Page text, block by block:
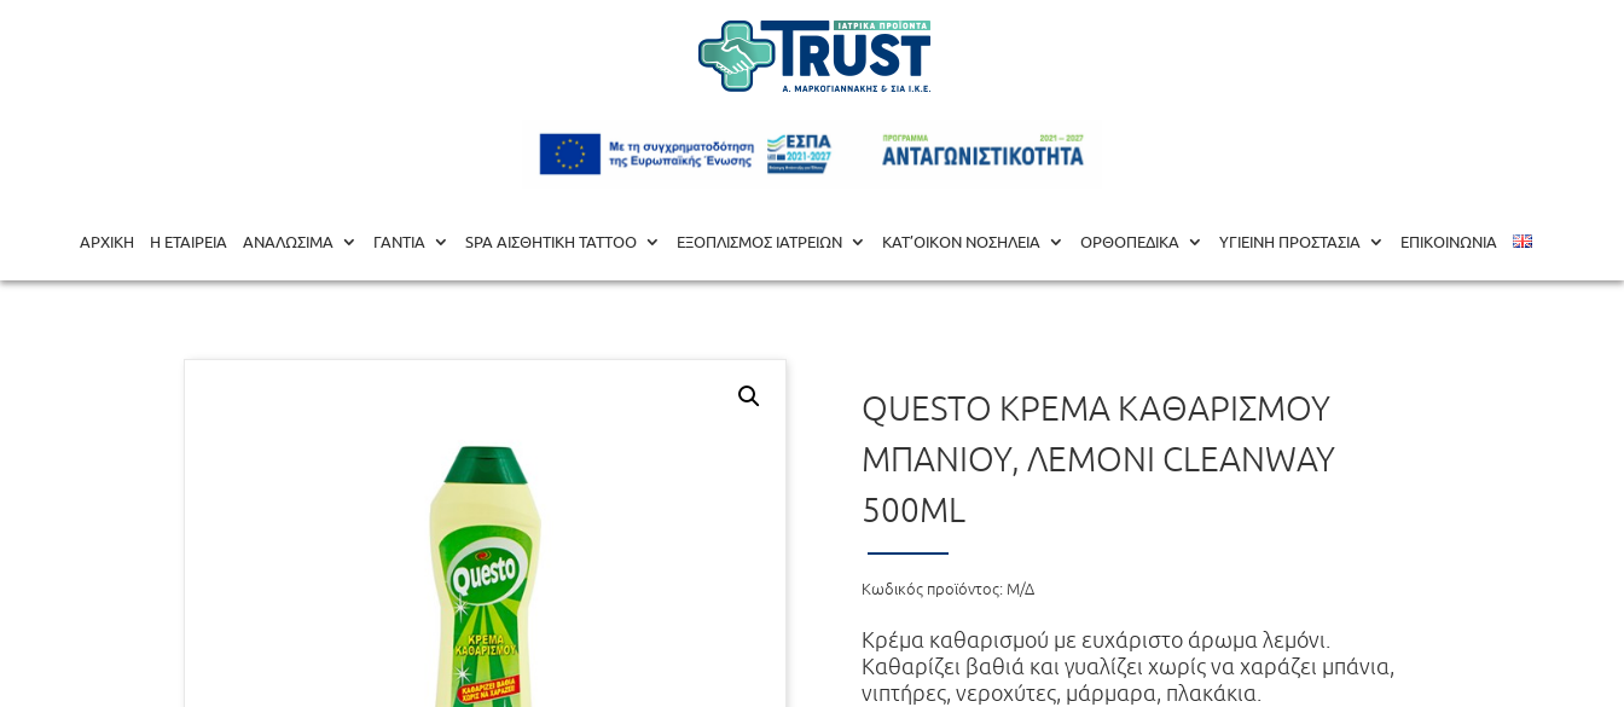
ΑΡΧΙΚΗ Η ΕΤΑΙΡΕΙΑ ΑΝΑΛΩΣΙΜΑ ΓΑΝΤΙΑ SPA ΑΙΣΘΗΤΙΚΗ TATΤOO ΕΞΟΠΛΙΣΜΟΣ ΙΑΤΡΕΙΩΝ ΚΑΤ’ΟΙΚΟΝ ΝΟΣΗΛΕΙΑ ΟΡΘΟΠΕΔΙΚΑ ΥΓΙΕΙΝΗ ΠΡΟΣΤΑΣΙΑ ΕΠΙΚΟΙΝΩΝΙΑ
QUESTO ΚΡΈΜΑ ΚΑΘΑΡΙΣΜΟΎ
ΜΠΆΝΙΟΥ, ΛΕΜΌΝΙ CLEANWAY
500ML
Κωδικός προϊόντος: Μ/Δ
Κρέμα καθαρισμού με ευχάριστο άρωμα λεμόνι.
Καθαρίζει βαθιά και γυαλίζει χωρίς να χαράζει μπάνια,
νιπτήρες, νεροχύτες, μάρμαρα, πλακάκια.